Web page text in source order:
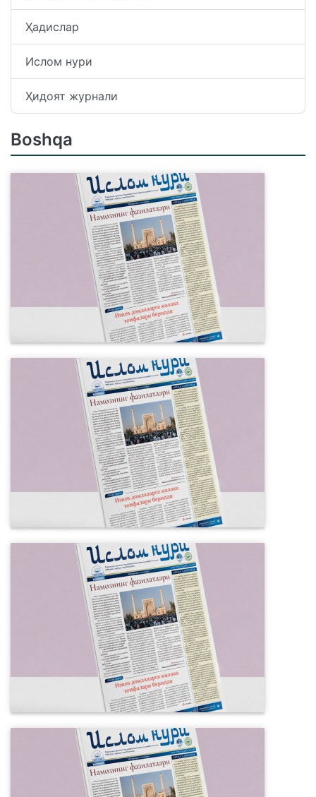
Ҳадислар
Ислом нури
Ҳидоят журнали
Boshqa